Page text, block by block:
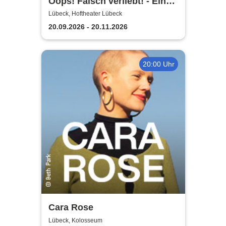
90er Jahre Musicalkomödie
Lübeck, Hoftheater Lübeck
20.09.2026 - 20.11.2026
20:00 Uhr
Cara Rose
Lübeck, Kolosseum